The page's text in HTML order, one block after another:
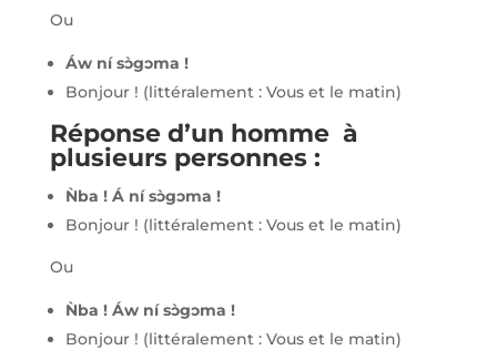
Ou
Áw ní sɔ̀gɔma !
Bonjour ! (littéralement : Vous et le matin)
Réponse d’un homme à
plusieurs personnes :
Ǹba ! Á ní sɔ̀gɔma !
Bonjour ! (littéralement : Vous et le matin)
Ou
Ǹba ! Áw ní sɔ̀gɔma !
Bonjour ! (littéralement : Vous et le matin)